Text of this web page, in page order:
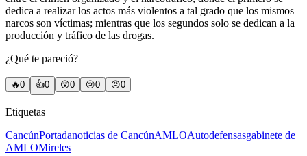
dedica a realizar los actos más violentos a tal grado que los mismos
narcos son víctimas; mientras que los segundos solo se dedican a la
producción y tráfico de las drogas.
¿Qué te pareció?
🔥0 👍0 😲0 😢0 😠0
Etiquetas
CancúnPortadanoticias de CancúnAMLOAutodefensasgabinete de
AMLOMireles